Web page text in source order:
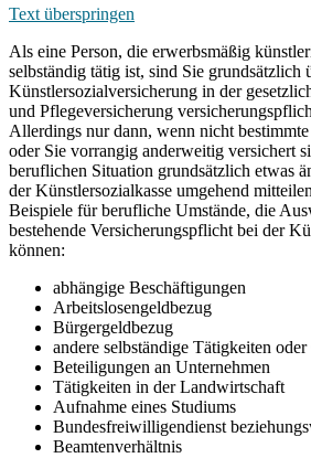
Text überspringen
Als eine Person, die erwerbsmäßig
selbständig tätig ist, sind Sie grundsätzlich
Künstlersozialversicherung in der
und Pflegeversicherung
Allerdings nur dann, wenn nicht
oder Sie vorrangig anderweitig versichert
beruflichen Situation grundsätzlich etwas
der Künstlersozialkasse umgehend
Beispiele für berufliche Umstände, die
bestehende Versicherungspflicht bei der
können:
abhängige Beschäftigungen
Arbeitslosengeldbezug
Bürgergeldbezug
andere selbständige Tätigkeiten
Beteiligungen an Unternehmen
Tätigkeiten in der Landwirtschaft
Aufnahme eines Studiums
Bundesfreiwilligendienst
Beamtenverhältnis